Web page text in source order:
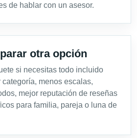
de hablar con un asesor.
otra opción
si necesitas todo incluido
menos escalas,
mejor reputación de reseñas
para familia, pareja o luna de